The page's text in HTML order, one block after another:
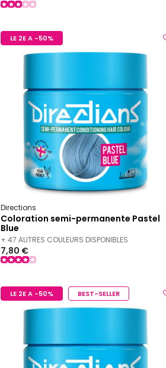
LE 2E A -50%
Directions
Coloration semi-permanente Pastel
Blue
+ 47 AUTRES COULEURS DISPONIBLES
7,80 €
LE 2E A -50% BEST-SELLER